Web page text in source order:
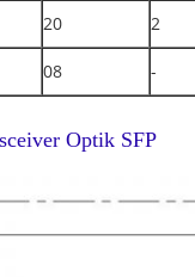
20 2
08 -
Optik SFP